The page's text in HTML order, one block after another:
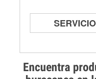
EncuentraPrueba de